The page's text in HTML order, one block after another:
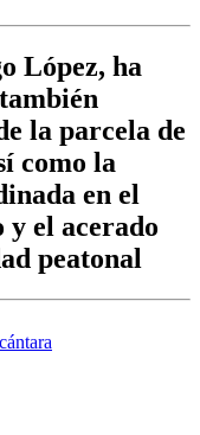
López, ha
la parcela de
como la
en el
y el acerado
peatonal